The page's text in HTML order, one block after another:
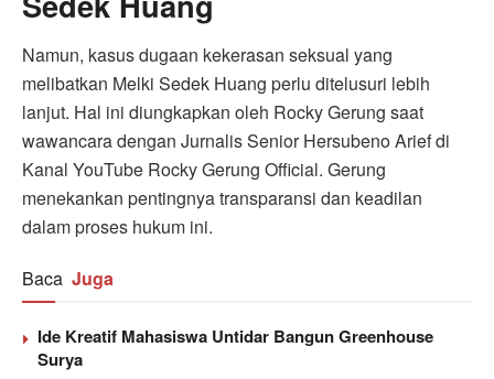
Namun, kasus dugaan kekerasan seksual yang
melibatkan Melki Sedek Huang perlu ditelusuri lebih
lanjut. Hal ini diungkapkan oleh Rocky Gerung saat
wawancara dengan Jurnalis Senior Hersubeno Arief di
Kanal YouTube Rocky Gerung Official. Gerung
menekankan pentingnya transparansi dan keadilan
dalam proses hukum ini.
Baca Juga
Ide Kreatif Mahasiswa Untidar Bangun Greenhouse
Surya